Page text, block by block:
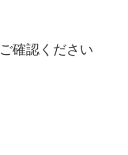
ご確認ください